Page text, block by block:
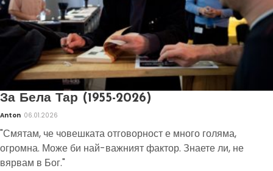
За Бела Тар (1955-2026)
Anton 06.01.2026
"Смятам, че човешката отговорност е много голяма,
огромна. Може би най-важният фактор. Знаете ли, не
вярвам в Бог."